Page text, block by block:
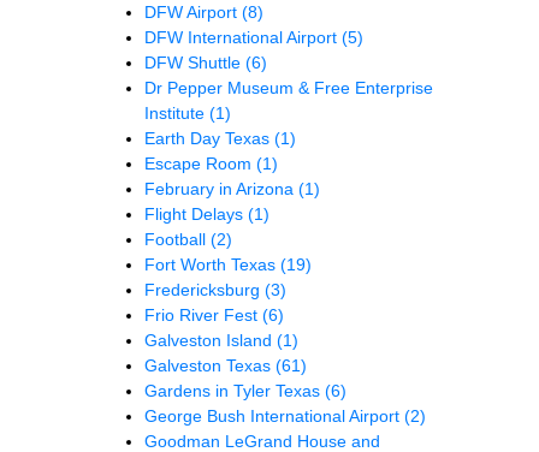
DFW Airport (8)
DFW International Airport (5)
DFW Shuttle (6)
Dr Pepper Museum & Free Enterprise
Institute (1)
Earth Day Texas (1)
Escape Room (1)
February in Arizona (1)
Flight Delays (1)
Football (2)
Fort Worth Texas (19)
Fredericksburg (3)
Frio River Fest (6)
Galveston Island (1)
Galveston Texas (61)
Gardens in Tyler Texas (6)
George Bush International Airport (2)
Goodman LeGrand House and